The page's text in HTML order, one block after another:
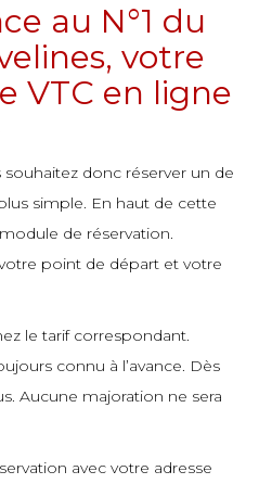
au N°1 du
votre
VTC en ligne
donc réserver un de
simple. En haut de cette
de réservation.
point de départ et votre
le tarif correspondant.
connu à l’avance. Dès
Aucune majoration ne sera
avec votre adresse